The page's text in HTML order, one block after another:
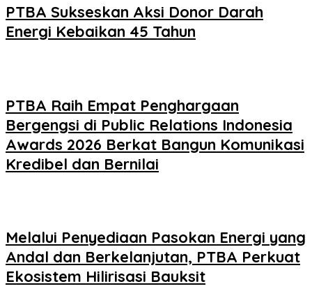
PTBA Sukseskan Aksi Donor Darah
Energi Kebaikan 45 Tahun
PTBA Raih Empat Penghargaan
Bergengsi di Public Relations Indonesia
Awards 2026 Berkat Bangun Komunikasi
Kredibel dan Bernilai
Melalui Penyediaan Pasokan Energi yang
Andal dan Berkelanjutan, PTBA Perkuat
Ekosistem Hilirisasi Bauksit